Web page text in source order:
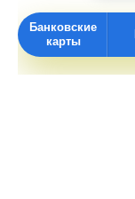
Банковские
карты